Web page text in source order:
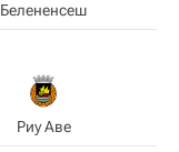
Белененсеш
Риу Аве